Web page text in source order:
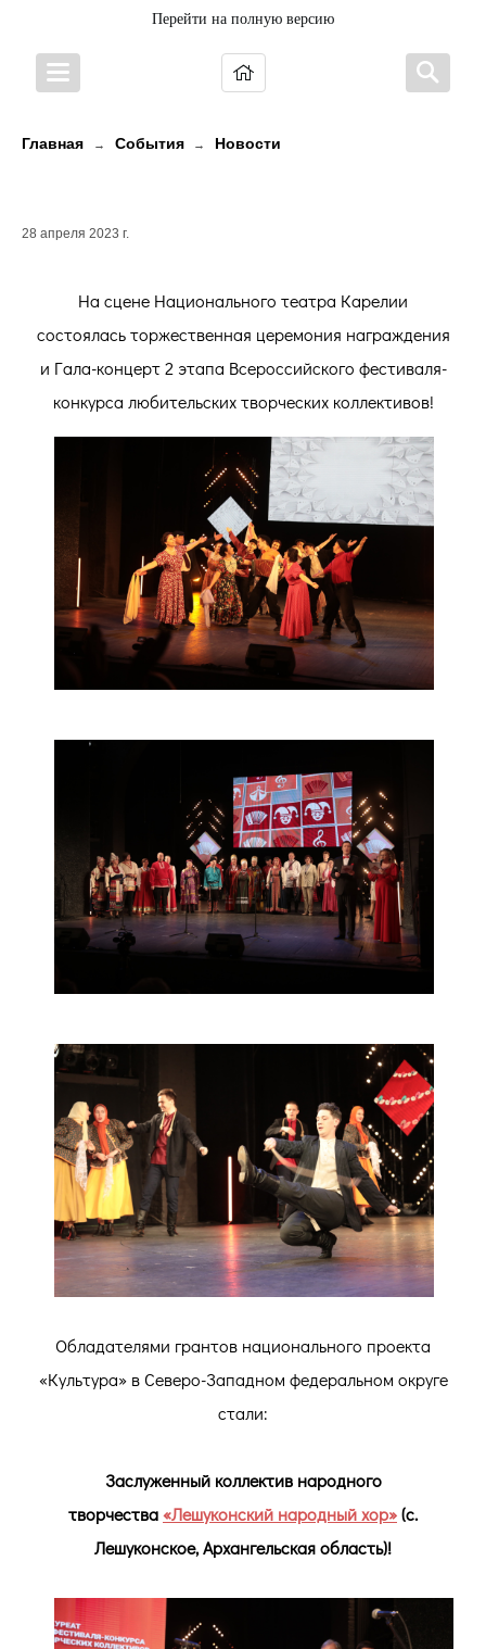
Перейти на полную версию
Главная → События → Новости
28 апреля 2023 г.
На сцене Национального театра Карелии
состоялась торжественная церемония награждения
и Гала-концерт 2 этапа Всероссийского фестиваля-
конкурса любительских творческих коллективов!
Обладателями грантов национального проекта
«Культура» в Северо-Западном федеральном округе
стали:
Заслуженный коллектив народного
творчества«Лешуконский народный хор»(с.
Лешуконское, Архангельская область)!